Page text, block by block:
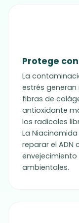
Protege
La
estrés
fibras de
antioxidante
los radicales
La
reparar el ADN
ambientales.